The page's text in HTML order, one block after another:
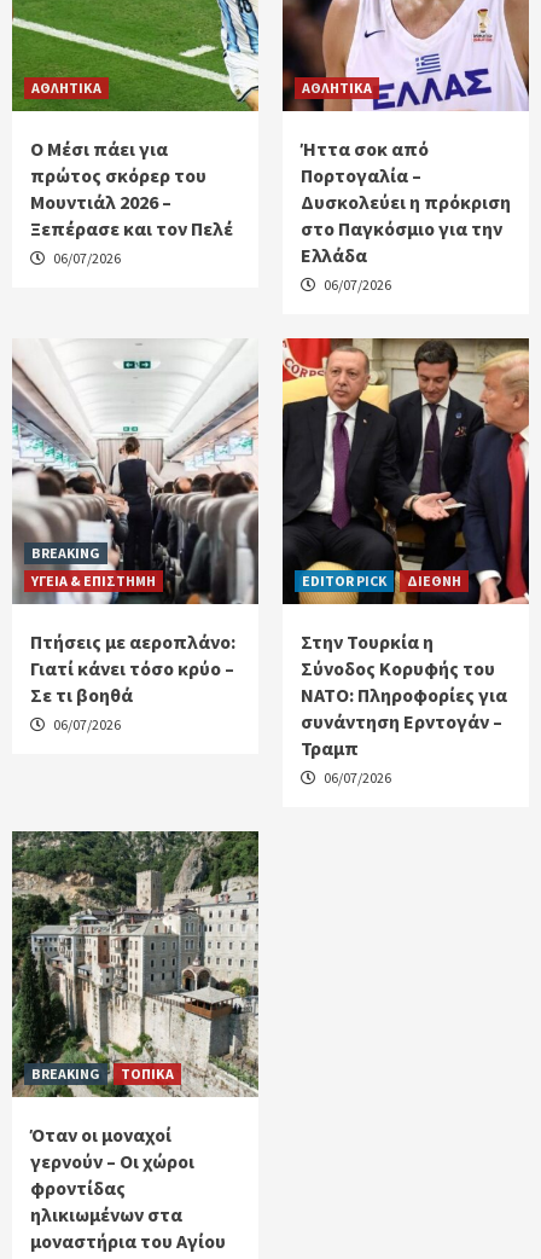
ΑΘΛΗΤΙΚΑ
Ο Μέσι πάει για
πρώτος σκόρερ του
Μουντιάλ 2026 –
Ξεπέρασε και τον Πελέ
06/07/2026
ΑΘΛΗΤΙΚΑ
Ήττα σοκ από
Πορτογαλία –
Δυσκολεύει η πρόκριση
στο Παγκόσμιο για την
Ελλάδα
06/07/2026
BREAKING
ΥΓΕΙΑ & ΕΠΙΣΤΗΜΗ
Πτήσεις με αεροπλάνο:
Γιατί κάνει τόσο κρύο –
Σε τι βοηθά
06/07/2026
EDITOR PICK ΔΙΕΘΝΗ
Στην Τουρκία η
Σύνοδος Κορυφής του
ΝΑΤΟ: Πληροφορίες για
συνάντηση Ερντογάν –
Τραμπ
06/07/2026
BREAKING ΤΟΠΙΚΑ
Όταν οι μοναχοί
γερνούν – Οι χώροι
φροντίδας
ηλικιωμένων στα
μοναστήρια του Αγίου